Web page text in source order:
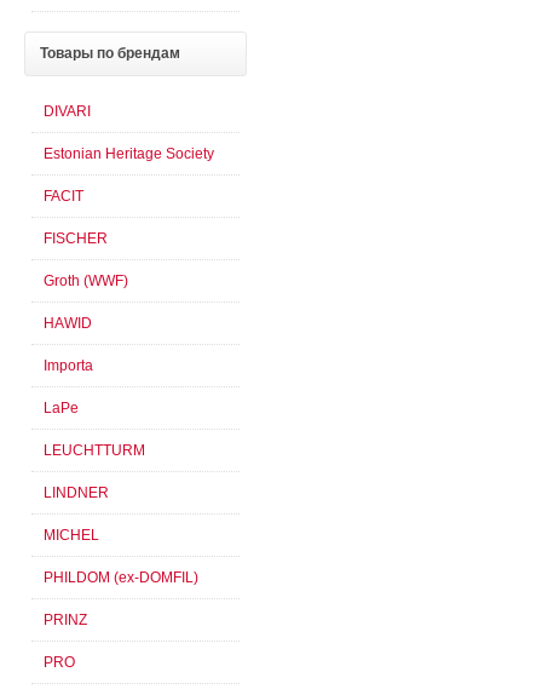
Товары по брендам
DIVARI
Estonian Heritage Society
FACIT
FISCHER
Groth (WWF)
HAWID
Importa
LaPe
LEUCHTTURM
LINDNER
MICHEL
PHILDOM (ex-DOMFIL)
PRINZ
PRO